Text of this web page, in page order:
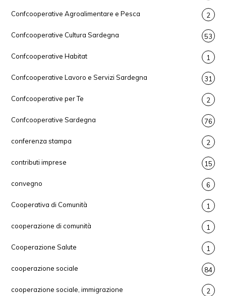
Confcooperative Agroalimentare e Pesca 2
Confcooperative Cultura Sardegna 53
Confcooperative Habitat 1
Confcooperative Lavoro e Servizi Sardegna 31
Confcooperative per Te 2
Confcooperative Sardegna 76
conferenza stampa 2
contributi imprese 15
convegno 6
Cooperativa di Comunità 1
cooperazione di comunità 1
Cooperazione Salute 1
cooperazione sociale 84
cooperazione sociale, immigrazione 2